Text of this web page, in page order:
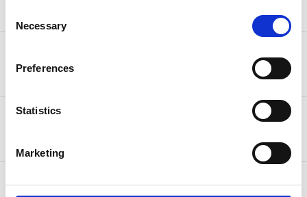
Selection
Necessary
Preferences
Statistics
Marketing
50,00 € (3-5 Werktage) kostenlos ab
Island
500,00 €